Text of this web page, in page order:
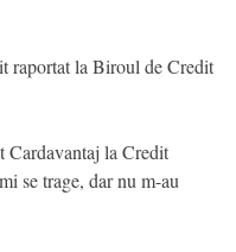
raportat la Biroul de Credit
Cardavantaj la Credit
se trage, dar nu m-au